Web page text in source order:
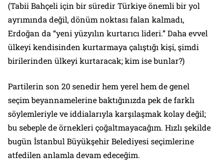
(Tabii Bahçeli için bir süredir Türkiye önemli bir yol
ayrımında değil, dönüm noktası falan kalmadı,
Erdoğan da “yeni yüzyılın kurtarıcı lideri.” Daha evvel
ülkeyi kendisinden kurtarmaya çalıştığı kişi, şimdi
birilerinden ülkeyi kurtaracak; kim ise bunlar?)
Partilerin son 20 senedir hem yerel hem de genel
seçim beyannamelerine baktığınızda pek de farklı
söylemleriyle ve iddialarıyla karşılaşmak kolay değil;
bu sebeple de örnekleri çoğaltmayacağım. Hızlı şekilde
bugün İstanbul Büyükşehir Belediyesi seçimlerine
atfedilen anlamla devam edeceğim.